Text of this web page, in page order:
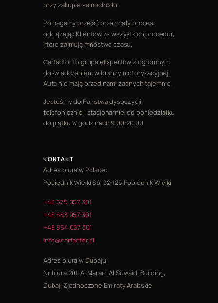
przy zakupie samochodu.
Pomagamy przejść przez cały proces,
odciążając Klientów ze wszystkich procedur,
które zajmują mnóstwo czasu.
Carfactor to grupa ekspertów z ogromnym
doświadczeniem w branży motoryzacyjnej.
Auta nie mają przed nami żadnych tajemnic.
Jesteśmy do Państwa dyspozycji
telefonicznie i stacjonarnie, od poniedziałku
do piątku w godzinach 9.00-20.00
KONTAKT
Adres biura w Polsce:
Pobiednik Wielki 86, 32-125 Pobiednik Wielki
+48 575 057 301
+48 883 057 301
+48 884 057 301
info@carfactor.pl
Adres biura w Dubaju:
Nr biura 201, Al Mararr, Al Suwaidi Building,
Dubaj, Zjednoczone Emiraty Arabskie